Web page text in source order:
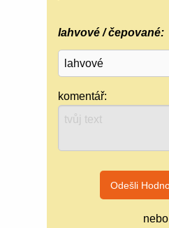
lahvové / čepované:
komentář:
nebo